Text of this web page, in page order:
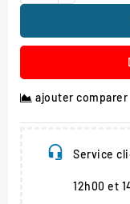
ajouter comparer
Service
12h00 et